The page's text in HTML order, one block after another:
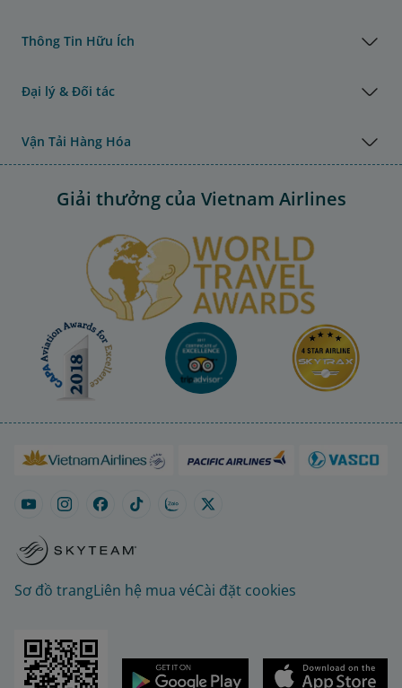
Thông Tin Hữu Ích
Đại lý & Đối tác
Vận Tải Hàng Hóa
Giải thưởng của Vietnam Airlines
Sơ đồ trangLiên hệ mua véCài đặt cookies